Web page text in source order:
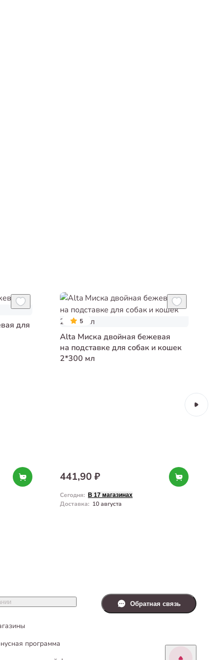
для 5
Alta Миска двойная бежевая
на подставке для собак и кошек
2*300 мл
441,90 ₽
Сегодня: В 17 магазинах
Доставка: 10 августа
программа
Обратная связь